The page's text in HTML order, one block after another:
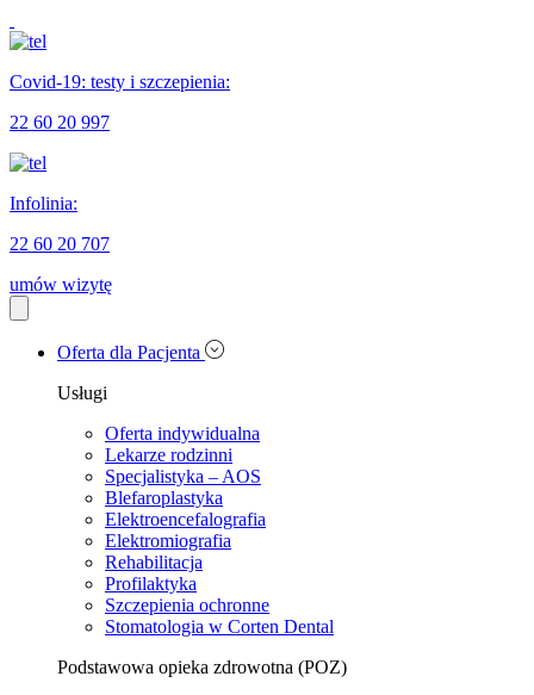
Covid-19: testy i szczepienia:
22 60 20 997
Infolinia:
22 60 20 707
umów wizytę
Oferta dla Pacjenta
Usługi
Oferta indywidualna
Lekarze rodzinni
Specjalistyka – AOS
Blefaroplastyka
Elektroencefalografia
Elektromiografia
Rehabilitacja
Profilaktyka
Szczepienia ochronne
Stomatologia w Corten Dental
Podstawowa opieka zdrowotna (POZ)